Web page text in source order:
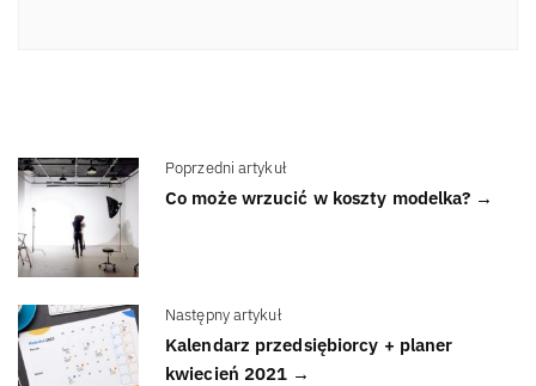
Poprzedni artykuł
Co może wrzucić w koszty modelka? →
Następny artykuł
Kalendarz przedsiębiorcy + planer
kwiecień 2021 →